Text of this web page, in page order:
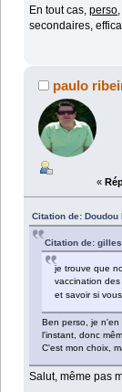
En tout cas,perso
secondaires,
paulo
«
Citation de:
Citation de:
je trouve que
vaccination
et savoir si
Ben perso, je n'en
l'instant, donc
C'est mon choix,
Salut, même pas